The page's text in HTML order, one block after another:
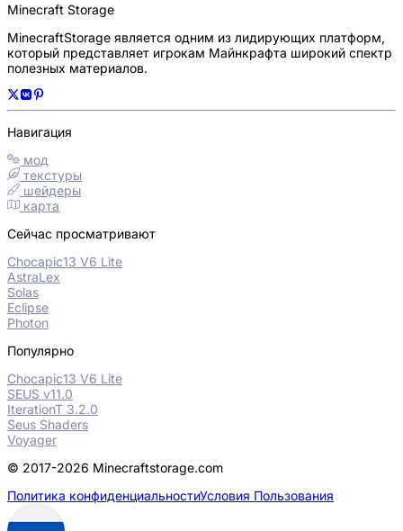
Minecraft Storage
MinecraftStorage является одним из лидирующих платформ,
который представляет игрокам Майнкрафта широкий спектр
полезных материалов.
Навигация
мод
текстуры
шейдеры
карта
Сейчас просматривают
Chocapic13 V6 Lite
AstraLex
Solas
Eclipse
Photon
Популярно
Chocapic13 V6 Lite
SEUS v11.0
IterationT 3.2.0
Seus Shaders
Voyager
© 2017-2026 Minecraftstorage.com
Политика конфиденциальностиУсловия Пользования